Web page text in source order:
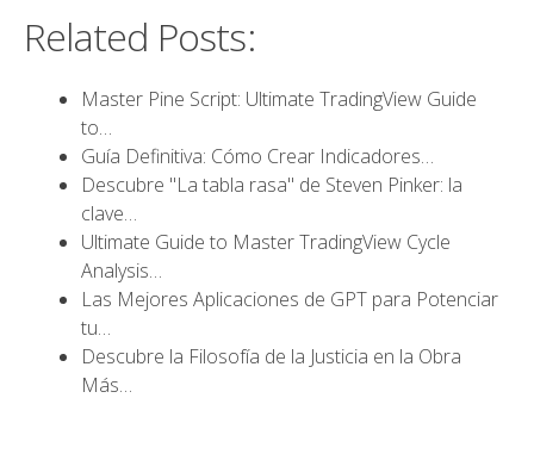
Related Posts:
Master Pine Script: Ultimate TradingView Guide
to…
Guía Definitiva: Cómo Crear Indicadores…
Descubre "La tabla rasa" de Steven Pinker: la
clave…
Ultimate Guide to Master TradingView Cycle
Analysis…
Las Mejores Aplicaciones de GPT para Potenciar
tu…
Descubre la Filosofía de la Justicia en la Obra
Más…